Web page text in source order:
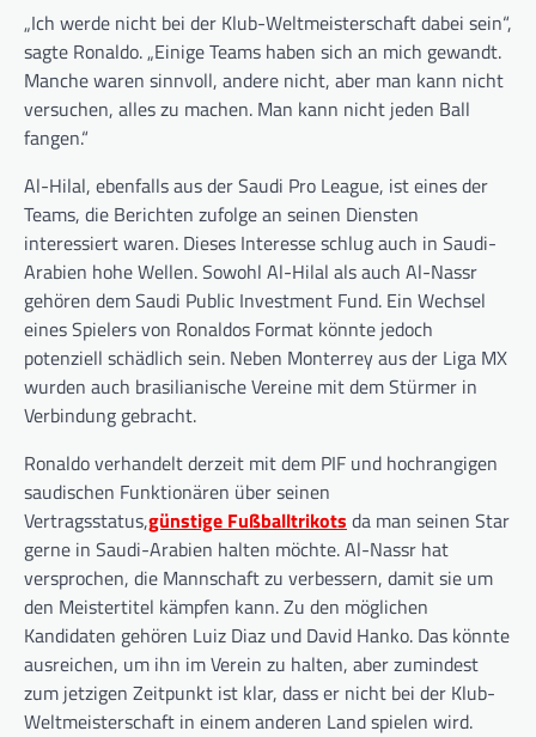
„Ich werde nicht bei der Klub-Weltmeisterschaft dabei sein“,
sagte Ronaldo. „Einige Teams haben sich an mich gewandt.
Manche waren sinnvoll, andere nicht, aber man kann nicht
versuchen, alles zu machen. Man kann nicht jeden Ball
fangen.“
Al-Hilal, ebenfalls aus der Saudi Pro League, ist eines der
Teams, die Berichten zufolge an seinen Diensten
interessiert waren. Dieses Interesse schlug auch in Saudi-
Arabien hohe Wellen. Sowohl Al-Hilal als auch Al-Nassr
gehören dem Saudi Public Investment Fund. Ein Wechsel
eines Spielers von Ronaldos Format könnte jedoch
potenziell schädlich sein. Neben Monterrey aus der Liga MX
wurden auch brasilianische Vereine mit dem Stürmer in
Verbindung gebracht.
Ronaldo verhandelt derzeit mit dem PIF und hochrangigen
saudischen Funktionären über seinen
Vertragsstatus,günstige Fußballtrikots da man seinen Star
gerne in Saudi-Arabien halten möchte. Al-Nassr hat
versprochen, die Mannschaft zu verbessern, damit sie um
den Meistertitel kämpfen kann. Zu den möglichen
Kandidaten gehören Luiz Diaz und David Hanko. Das könnte
ausreichen, um ihn im Verein zu halten, aber zumindest
zum jetzigen Zeitpunkt ist klar, dass er nicht bei der Klub-
Weltmeisterschaft in einem anderen Land spielen wird.